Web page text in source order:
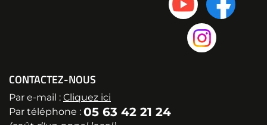
CONTACTEZ-NOUS
Par e-mail : Cliquez ici
Par téléphone : 05 63 42 21 24